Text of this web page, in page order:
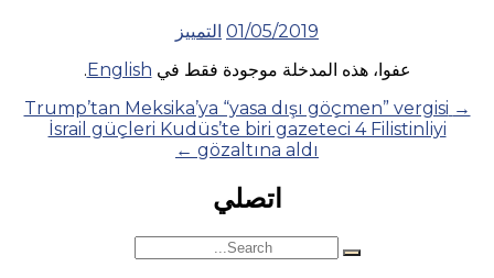
01/05/2019 التمييز
عفوا، هذه المدخلة موجودة فقط في English
.
Posts
navigation
→
Trump’tan Meksika’ya “yasa dışı göçmen” vergisi
İsrail güçleri Kudüs’te biri gazeteci 4 Filistinliyi
gözaltına aldı
←
اتصلي
Search
for: